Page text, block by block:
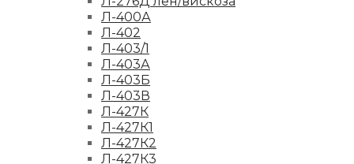
Л-400А
Л-402
Л-403/1
Л-403А
Л-403Б
Л-403В
Л-427К
Л-427К1
Л-427К2
Л-427К3